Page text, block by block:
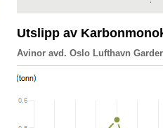
Utslipp av
Avinor avd. Oslo Lufthavn